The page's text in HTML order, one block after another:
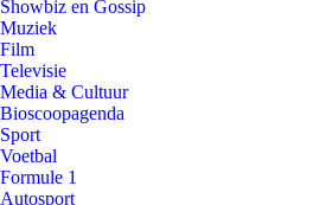
Showbiz en Gossip
Muziek
Film
Televisie
Media & Cultuur
Bioscoopagenda
Sport
Voetbal
Formule 1
Autosport